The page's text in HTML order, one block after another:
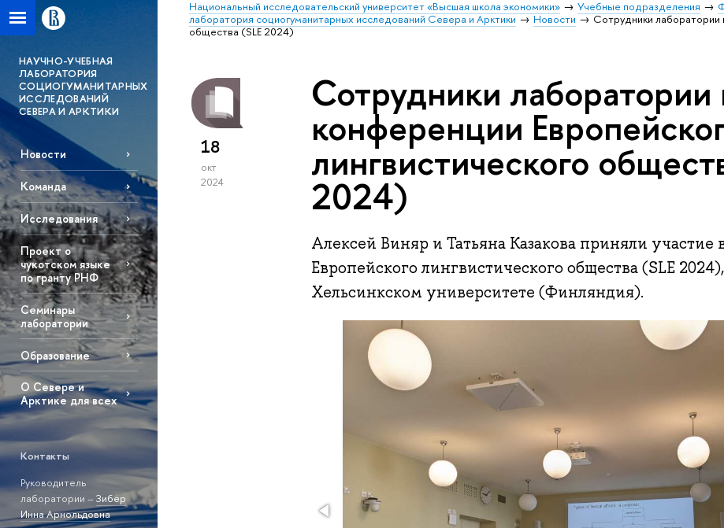
Национальный исследовательский университет «Высшая школа экономики» Учебные подразделения
лаборатория социогуманитарных исследований Севера и Арктики
Новости
Сотрудники лаборатории
общества (SLE 2024)
НАУЧНО-УЧЕБНАЯ
ЛАБОРАТОРИЯ
СОЦИОГУМАНИТАРНЫХ
ИССЛЕДОВАНИЙ
СЕВЕРА И АРКТИКИ
Новости
Команда
Исследования
Проект о
чукотском языке
по гранту РНФ
Семинары
лаборатории
Образование
О Севере и
Арктике для всех
Контакты
Руководитель
лаборатории – Зибер
Инна Арнольдовна
18
окт
2024
Сотрудники лаборатории
конференции
лингвистического
2024)
Алексей Виняр и Татьяна Казакова приняли
Европейского лингвистического общества (SLE
Хельсинкском университете (Финляндия).